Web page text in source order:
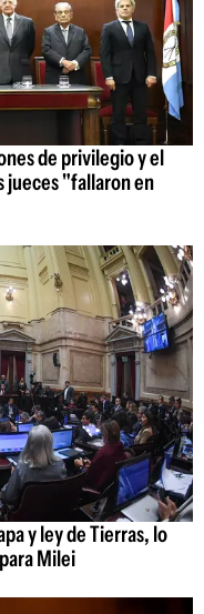
de privilegio y el
jueces "fallaron en
y ley de Tierras, lo
Milei